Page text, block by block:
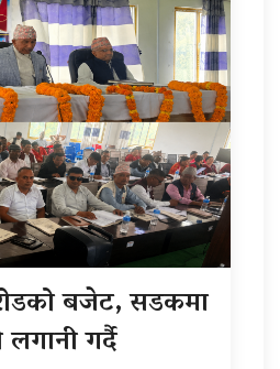
बजेट, सडकमा
गर्दै